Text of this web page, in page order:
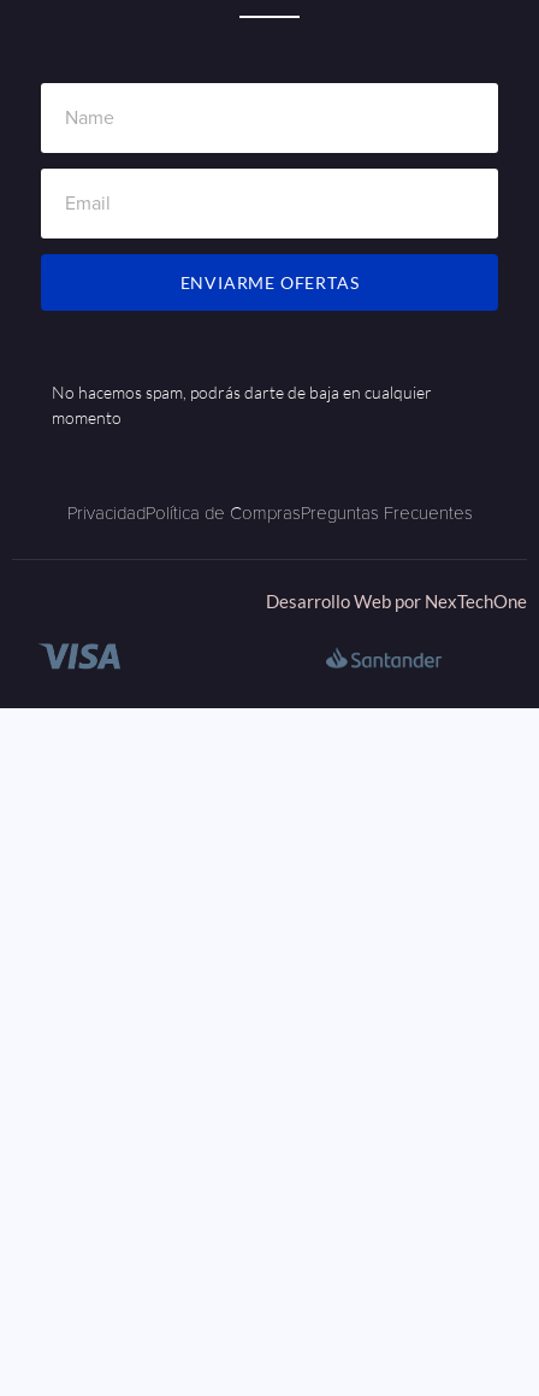
ENVIARME OFERTAS
No hacemos spam, podrás darte de baja en cualquier
momento
PrivacidadPolítica de ComprasPreguntas Frecuentes
Desarrollo Web por NexTechOne